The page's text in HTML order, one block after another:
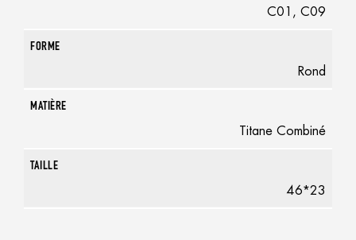
C01, C09
FORME
Rond
MATIÈRE
Titane Combiné
TAILLE
46*23